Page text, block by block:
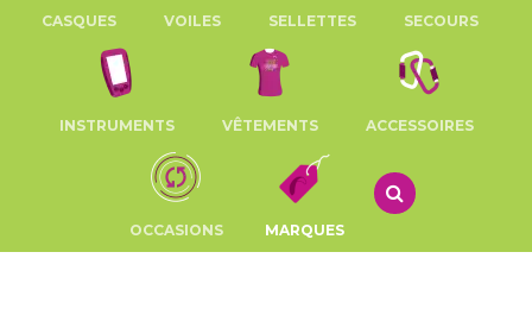
CASQUES VOILES SELLETTES SECOURS
INSTRUMENTS VÊTEMENTS ACCESSOIRES
OCCASIONS MARQUES